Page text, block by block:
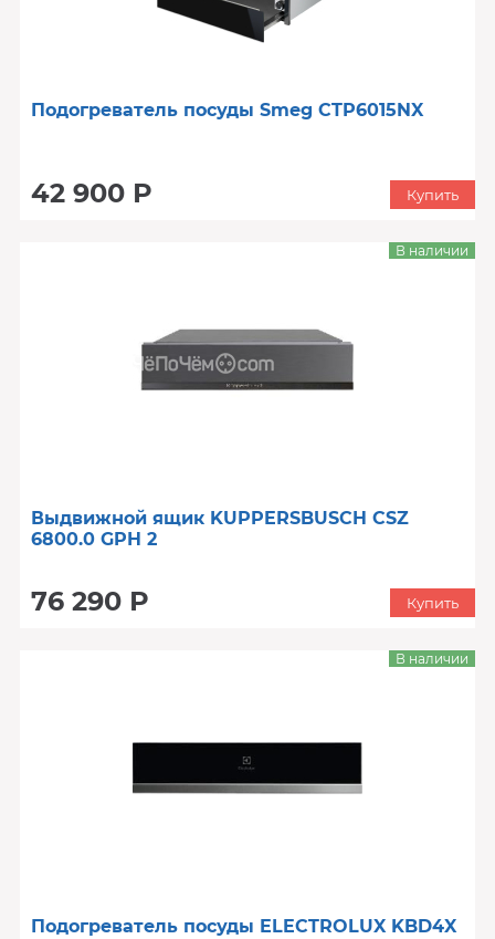
Подогреватель посуды Smeg CTP6015NX
42 900 Р Купить
Выдвижной ящик KUPPERSBUSCH CSZ
6800.0 GPH 2
76 290 Р
В наличии
Купить
Подогреватель посуды ELECTROLUX KBD4X
В наличии